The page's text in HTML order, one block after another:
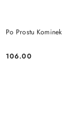
Po Prostu Kominek
Cena:
106.00